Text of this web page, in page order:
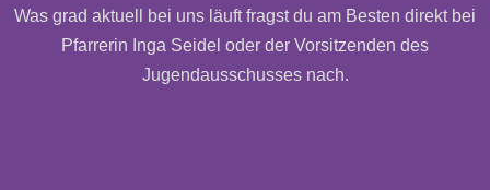
Was grad aktuell bei uns läuft fragst du am Besten direkt bei
Pfarrerin Inga Seidel oder der Vorsitzenden des
Jugendausschusses nach.